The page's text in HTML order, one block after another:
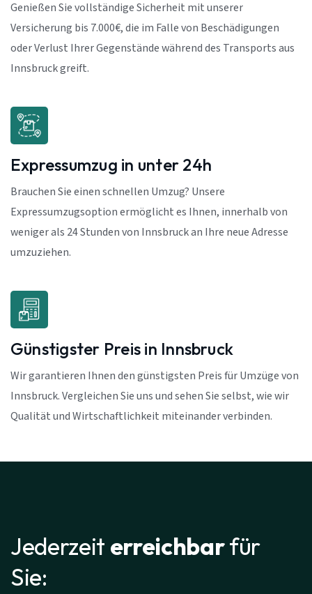
Genießen Sie vollständige Sicherheit mit unserer
Versicherung bis 7.000€, die im Falle von Beschädigungen
oder Verlust Ihrer Gegenstände während des Transports aus
Innsbruck greift.
Expressumzug in unter 24h
Brauchen Sie einen schnellen Umzug? Unsere
Expressumzugsoption ermöglicht es Ihnen, innerhalb von
weniger als 24 Stunden von Innsbruck an Ihre neue Adresse
umzuziehen.
Günstigster Preis in Innsbruck
Wir garantieren Ihnen den günstigsten Preis für Umzüge von
Innsbruck. Vergleichen Sie uns und sehen Sie selbst, wie wir
Qualität und Wirtschaftlichkeit miteinander verbinden.
Jederzeit erreichbarfür
Sie: